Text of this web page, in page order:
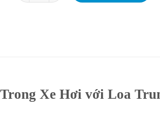
Xe Hơi với Loa